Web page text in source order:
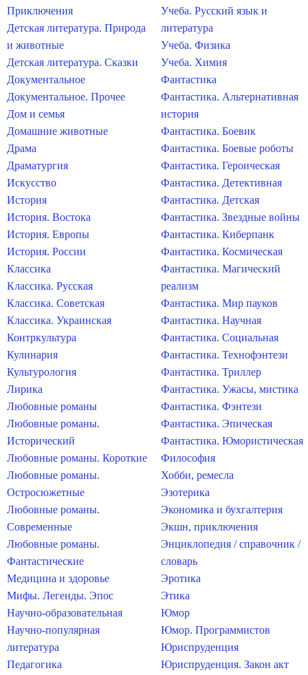
Приключения
Детская литература. Природа
и животные
Детская литература. Сказки
Документальное
Документальное. Прочее
Дом и семья
Домашние животные
Драма
Драматургия
Искусство
История
История. Востока
История. Европы
История. России
Классика
Классика. Русская
Классика. Советская
Классика. Украинская
Контркультура
Кулинария
Культурология
Лирика
Любовные романы
Любовные романы.
Исторический
Любовные романы. Короткие
Любовные романы.
Остросюжетные
Любовные романы.
Современные
Любовные романы.
Фантастические
Медицина и здоровье
Мифы. Легенды. Эпос
Научно-образовательная
Научно-популярная
литература
Педагогика
Учеба. Русский язык и
литература
Учеба. Физика
Учеба. Химия
Фантастика
Фантастика. Альтернативная
история
Фантастика. Боевик
Фантастика. Боевые роботы
Фантастика. Героическая
Фантастика. Детективная
Фантастика. Детская
Фантастика. Звездные войны
Фантастика. Киберпанк
Фантастика. Космическая
Фантастика. Магический
реализм
Фантастика. Мир пауков
Фантастика. Научная
Фантастика. Социальная
Фантастика. Технофэнтези
Фантастика. Триллер
Фантастика. Ужасы, мистика
Фантастика. Фэнтези
Фантастика. Эпическая
Фантастика. Юмористическая
Философия
Хобби, ремесла
Эзотерика
Экономика и бухгалтерия
Экшн, приключения
Энциклопедия / справочник /
словарь
Эротика
Этика
Юмор
Юмор. Программистов
Юриспруденция
Юриспруденция. Закон акт